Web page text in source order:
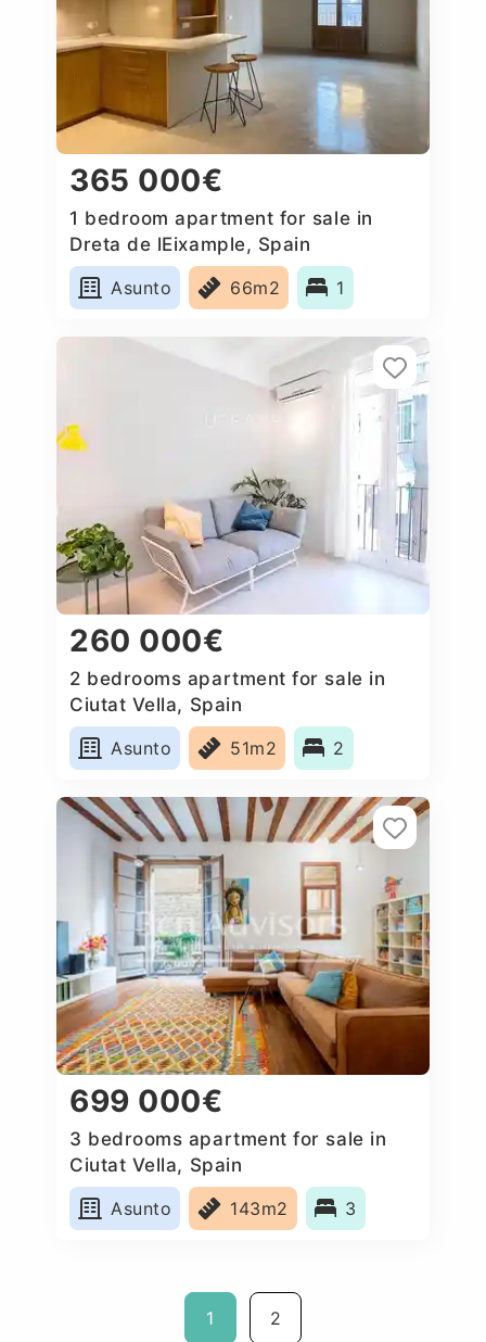
365 000€
1 bedroom apartment for sale in
Dreta de lEixample, Spain
Asunto
66m2 1
260 000€
2 bedrooms apartment for sale in
Ciutat Vella, Spain
Asunto
51m2 2
699 000€
3 bedrooms apartment for sale in
Ciutat Vella, Spain
Asunto
143m2 3
1 2